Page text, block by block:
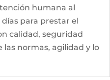
humana al
para prestar el
calidad, seguridad
normas, agilidad y lo